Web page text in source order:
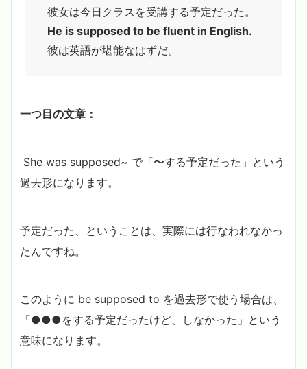
彼女は今日クラスを受講する予定だった。
He is supposed to be fluent in English.
彼は英語が堪能なはずだ。
一つ目の文章：
She was supposed~ で「〜する予定だった」という
過去形になります。
予定だった、ということは、実際には行なわれなかっ
たんですね。
このように be supposed to を過去形で使う場合は、
「●●●をする予定だったけど、しなかった」という
意味になります。